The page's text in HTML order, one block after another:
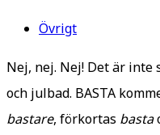
Övrigt
Nej, nej. Nej! Det är
och julbad. BASTA
bastare, förkortas basta